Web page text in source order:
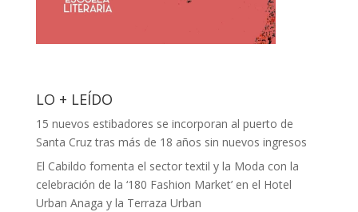
LO + LEÍDO
15 nuevos estibadores se incorporan al puerto de
Santa Cruz tras más de 18 años sin nuevos ingresos
El Cabildo fomenta el sector textil y la Moda con la
celebración de la ‘180 Fashion Market’ en el Hotel
Urban Anaga y la Terraza Urban